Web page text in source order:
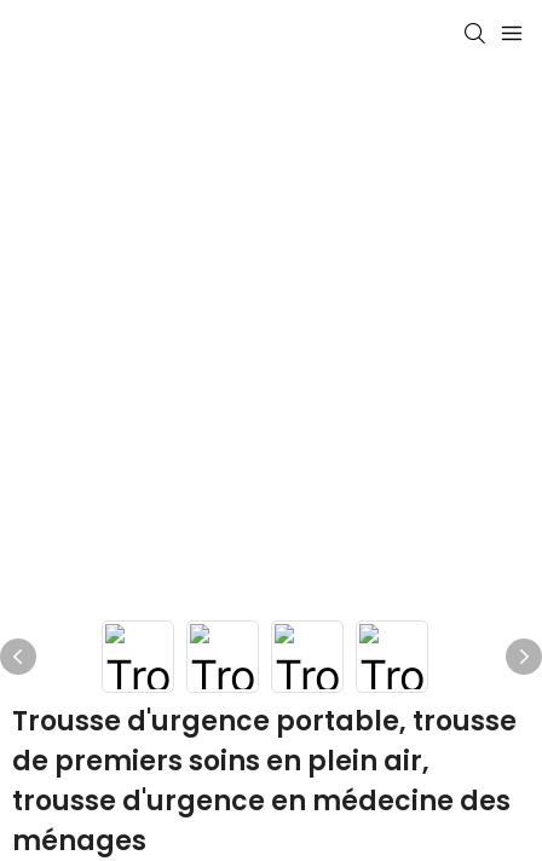
Trousse d'urgence portable, trousse
de premiers soins en plein air,
trousse d'urgence en médecine des
ménages